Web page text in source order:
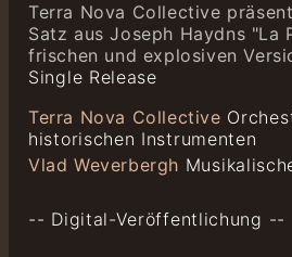
Terra Nova Collective
Satz aus Joseph Haydns "La
frischen und explosiven
Single Release
Terra Nova Collective
historischen Instrumenten
Vlad Weverbergh
-- Digital-Veröffentlichung --